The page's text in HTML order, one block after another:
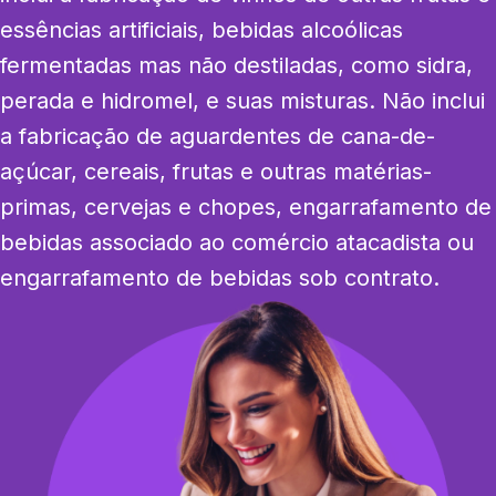
essências artificiais, bebidas alcoólicas
fermentadas mas não destiladas, como sidra,
perada e hidromel, e suas misturas. Não inclui
a fabricação de aguardentes de cana-de-
açúcar, cereais, frutas e outras matérias-
primas, cervejas e chopes, engarrafamento de
bebidas associado ao comércio atacadista ou
engarrafamento de bebidas sob contrato.